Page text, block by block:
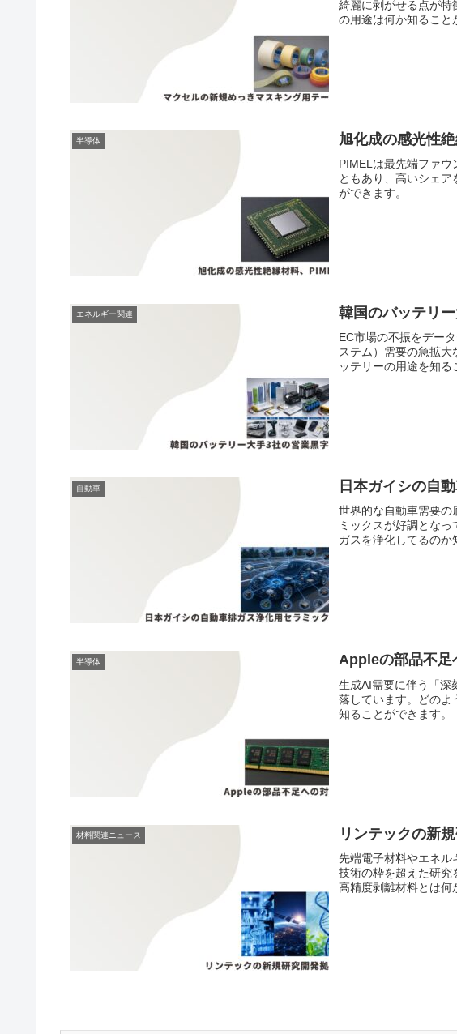
綺麗に剥がせる点が
の用途は何か知ること
半導体 旭化成の感光性
PIMELは最先端ファウ
ともあり、高いシェ
ができます。
エネルギー関連 韓国のバッテリ
EC市場の不振をデー
ステム）需要の急拡
ッテリーの用途を知る
自動車 日本ガイシの自
世界的な自動車需要の
ミックスが好調とな
ガスを浄化してるのか
半導体 Appleの部品不足
生成AI需要に伴う「深
落しています。どのよ
知ることができます。
材料関連ニュース リンテックの新
先端電子材料やエネル
技術の枠を超えた研究
高精度剥離材料とは何